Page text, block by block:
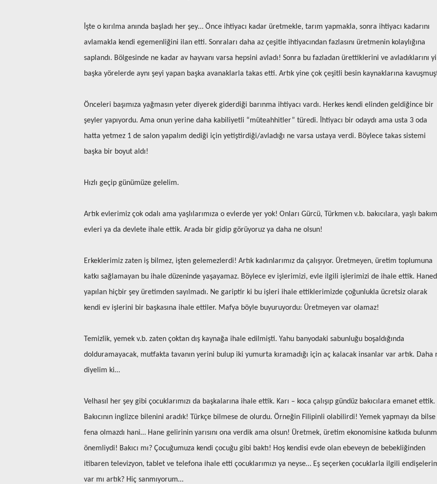
İşte o kırılma anında başladı her şey… Önce ihtiyacı kadar üretmekle, tarım yapmakla, sonra ihtiyacı kadarını
avlamakla kendi egemenliğini ilan etti. Sonraları daha az çeşitle ihtiyacından fazlasını üretmenin kolaylığına
saplandı. Bölgesinde ne kadar av hayvanı varsa hepsini avladı! Sonra bu fazladan ürettiklerini ve avladıklarını
başka yörelerde aynı şeyi yapan başka avanaklarla takas etti. Artık yine çok çeşitli besin kaynaklarına
Önceleri başımıza yağmasın yeter diyerek giderdiği barınma ihtiyacı vardı. Herkes kendi elinden geldiğince bir
şeyler yapıyordu. Ama onun yerine daha kabiliyetli “müteahhitler” türedi. İhtiyacı bir odaydı ama usta 3 oda
hatta yetmez 1 de salon yapalım dediği için yetiştirdiği/avladığı ne varsa ustaya verdi. Böylece takas sistemi
başka bir boyut aldı!
Hızlı geçip günümüze gelelim.
Artık evlerimiz çok odalı ama yaşlılarımıza o evlerde yer yok! Onları Gürcü, Türkmen v.b. bakıcılara, yaşlı bakım
evleri ya da devlete ihale ettik. Arada bir gidip görüyoruz ya daha ne olsun!
Erkeklerimiz zaten iş bilmez, işten gelemezlerdi! Artık kadınlarımız da çalışıyor. Üretmeyen, üretim toplumuna
katkı sağlamayan bu ihale düzeninde yaşayamaz. Böylece ev işlerimizi, evle ilgili işlerimizi de ihale ettik.
yapılan hiçbir şey üretimden sayılmadı. Ne gariptir ki bu işleri ihale ettiklerimizde çoğunlukla ücretsiz olarak
kendi ev işlerini bir başkasına ihale ettiler. Mafya böyle buyuruyordu: Üretmeyen var olamaz!
Temizlik, yemek v.b. zaten çoktan dış kaynağa ihale edilmişti. Yahu banyodaki sabunluğu boşaldığında
dolduramayacak, mutfakta tavanın yerini bulup iki yumurta kıramadığı için aç kalacak insanlar var artık. Daha
diyelim ki…
Velhasıl her şey gibi çocuklarımızı da başkalarına ihale ettik. Karı – koca çalışıp gündüz bakıcılara emanet ettik.
Bakıcının inglizce bilenini aradık! Türkçe bilmese de olurdu. Örneğin Filipinli olabilirdi! Yemek yapmayı da bilse
fena olmazdı hani… Hane gelirinin yarısını ona verdik ama olsun! Üretmek, üretim ekonomisine katkıda
önemliydi! Bakıcı mı? Çocuğumuza kendi çocuğu gibi baktı! Hoş kendisi evde olan ebeveyn de bebekliğinden
itibaren televizyon, tablet ve telefona ihale etti çocuklarımızı ya neyse… Eş seçerken çocuklarla ilgili
var mı artık? Hiç sanmıyorum…